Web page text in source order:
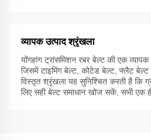
व्यापक उत्पाद श्रृंखला
योंगहांग ट्रांसमिशन रबर बेल्ट की एक
जिसमें टाइमिंग बेल्ट, कोटेड बेल्ट, फ्लैट बेल्ट
विस्तृत श्रृंखला यह सुनिश्चित करती है कि
लिए सही बेल्ट समाधान खोज सकें, सभी एक